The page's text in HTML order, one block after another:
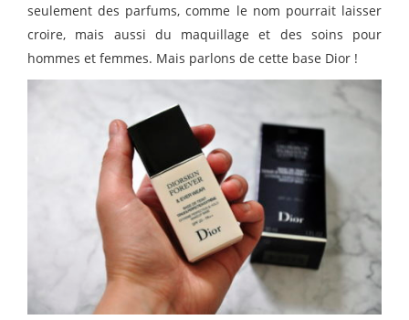
seulement des parfums, comme le nom pourrait laisser
croire, mais aussi du maquillage et des soins pour
hommes et femmes. Mais parlons de cette base Dior !